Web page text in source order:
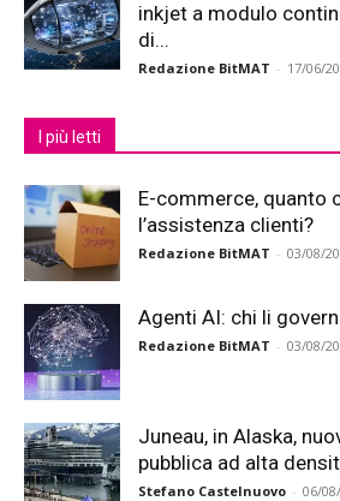
inkjet a modulo
di...
Redazione BitMAT - 17/06/
I più letti
E-commerce, quanto
l’assistenza clienti?
Redazione BitMAT - 03/08/
Agenti AI: chi li
Redazione BitMAT - 03/08/
Juneau, in Alaska,
pubblica ad alta
Stefano Castelnuovo - 06/